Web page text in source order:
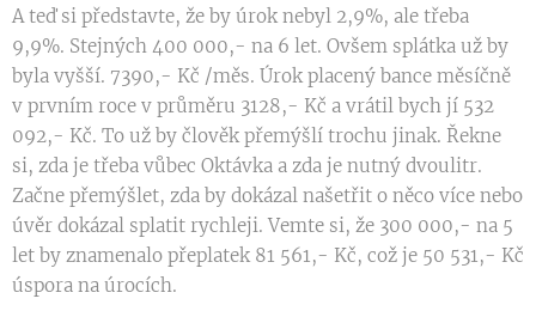
A teď si představte, že by úrok nebyl 2,9%, ale třeba
9,9%. Stejných 400 000,- na 6 let. Ovšem splátka už by
byla vyšší. 7390,- Kč /měs. Úrok placený bance měsíčně
v prvním roce v průměru 3128,- Kč a vrátil bych jí 532
092,- Kč. To už by člověk přemýšlí trochu jinak. Řekne
si, zda je třeba vůbec Oktávka a zda je nutný dvoulitr.
Začne přemýšlet, zda by dokázal našetřit o něco více nebo
úvěr dokázal splatit rychleji. Vemte si, že 300 000,- na 5
let by znamenalo přeplatek 81 561,- Kč, což je 50 531,- Kč
úspora na úrocích.